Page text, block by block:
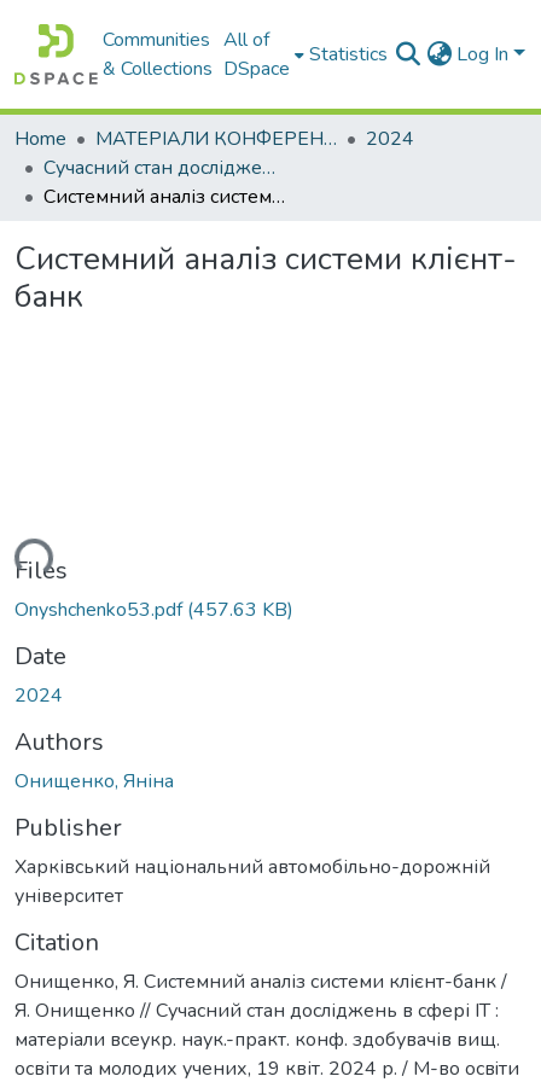
Communities
& Collections
All of
DSpace
Statistics Log In
Home МАТЕРІАЛИ КОНФЕРЕНЦІЙ
2024
Сучасний стан досліджень в сфері ІТ
Системний аналіз системи клієнт-банк
Системний аналіз системи клієнт-
банк
Files
Onyshchenko53.pdf(457.63 KB)
Date
2024
Authors
Онищенко, Яніна
Publisher
Харківський національний автомобільно-дорожній
університет
Citation
Онищенко, Я. Системний аналіз системи клієнт-банк /
Я. Онищенко // Сучасний стан досліджень в сфері ІТ :
матеріали всеукр. наук.-практ. конф. здобувачів вищ.
освіти та молодих учених, 19 квіт. 2024 р. / М-во освiти